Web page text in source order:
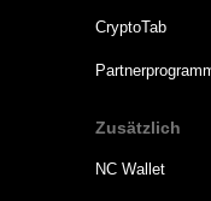
CryptoTab
Zusätzlich
NC Wallet